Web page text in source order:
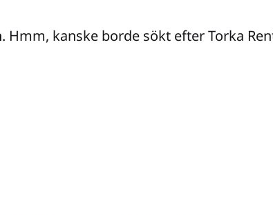
Hmm, kanske borde sökt efter Torka